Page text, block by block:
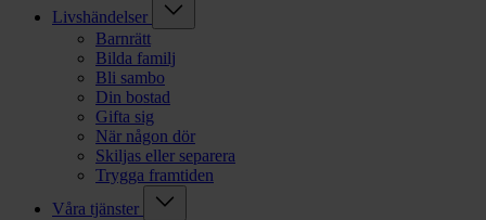
Livshändelser
Barnrätt
Bilda familj
Bli sambo
Din bostad
Gifta sig
När någon dör
Skiljas eller separera
Trygga framtiden
Våra tjänster